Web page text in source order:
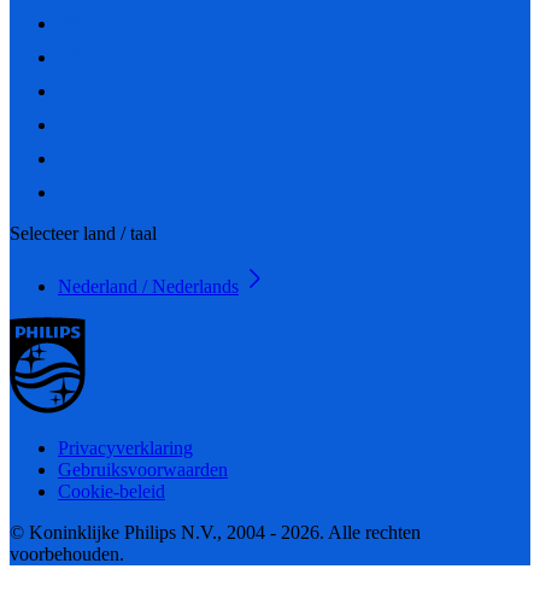
Selecteer land / taal
Nederland / Nederlands
Privacyverklaring
Gebruiksvoorwaarden
Cookie-beleid
© Koninklijke Philips N.V., 2004 - 2026. Alle rechten
voorbehouden.